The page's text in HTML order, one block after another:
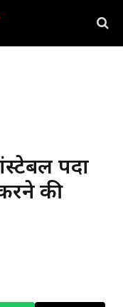
पदों
की